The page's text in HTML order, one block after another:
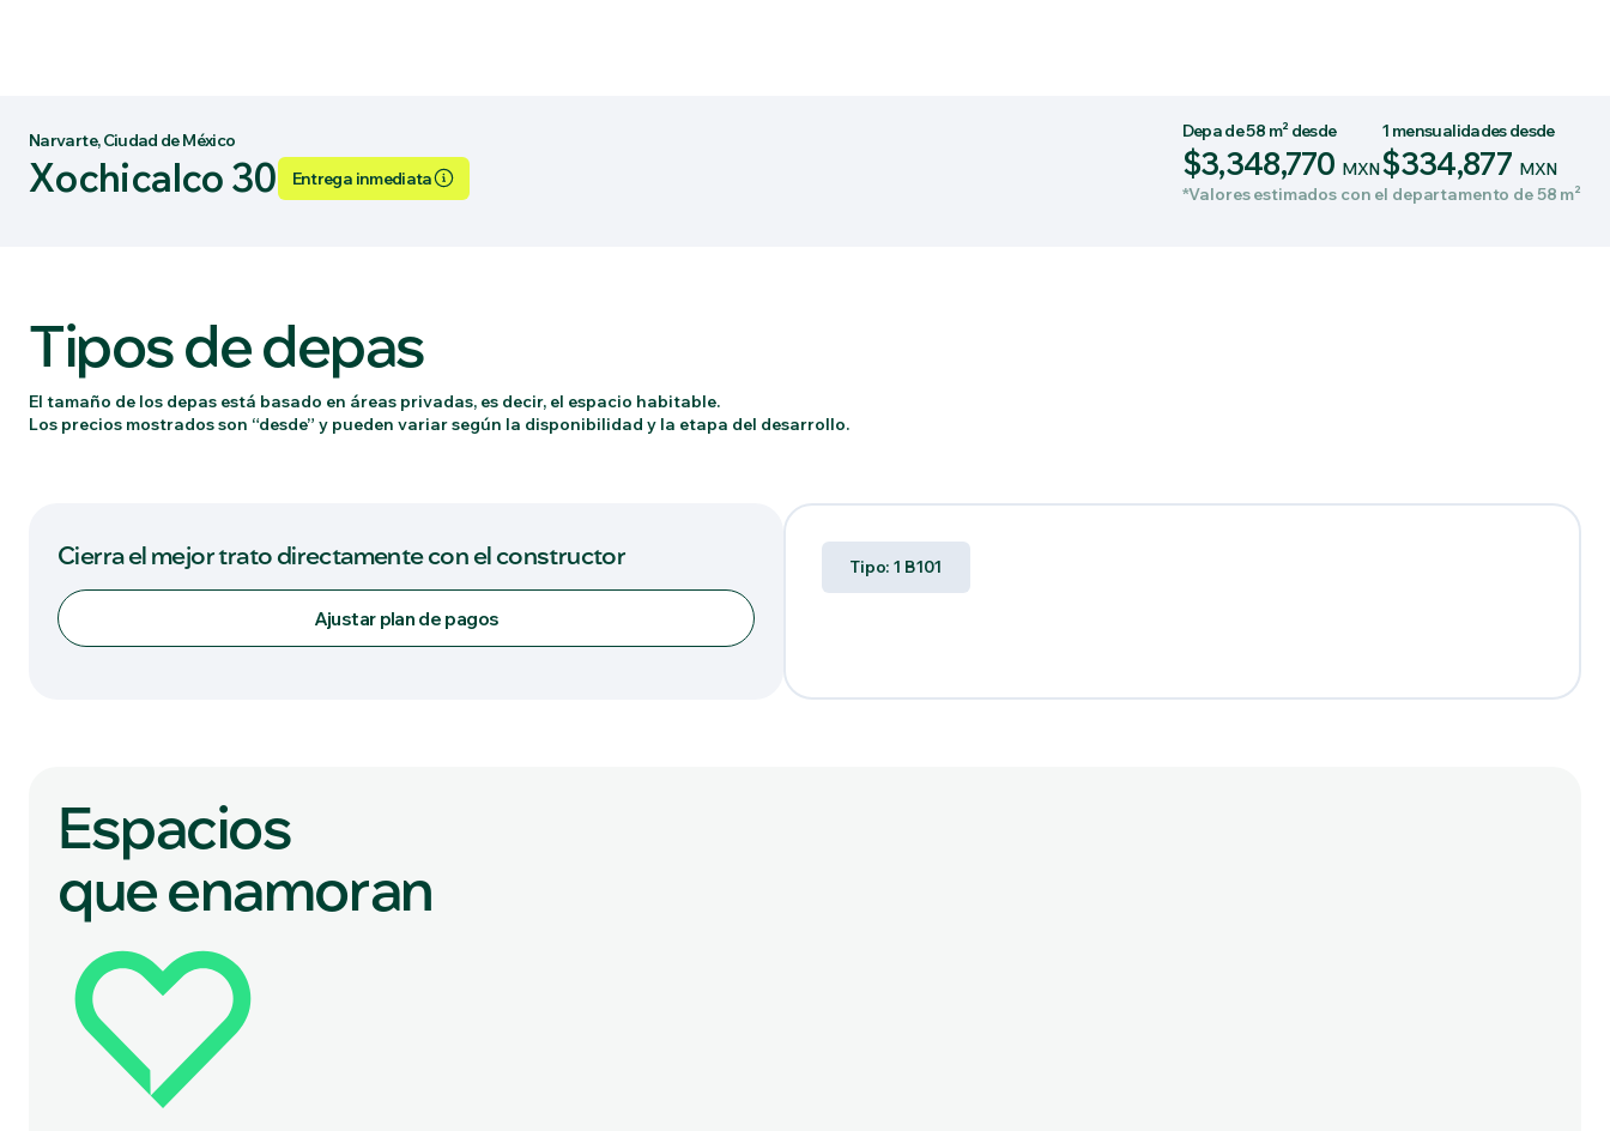
Entrega inmediata
Xochicalco 30
Narvarte, Ciudad de México Depa de 58 m² desde
$3,348,770 MXN
1 mensualidades desde
$334,877 MXN
*Valores estimados con el departamento de 58 m²
Tipos de depas
El tamaño de los depas está basado en áreas privadas, es decir, el espacio habitable.
Los precios mostrados son “desde” y pueden variar según la disponibilidad y la etapa del desarrollo.
Tipo: 1 B101
Cierra el mejor trato directamente con el constructor
Ajustar plan de pagos
Espacios
que enamoran